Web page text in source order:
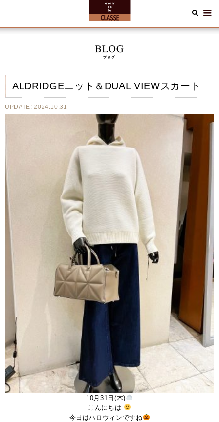
ALDRIDGEニット＆DUAL VIEWスカート
UPDATE: 2024.10.31
10月31日(木)
こんにちは
今日はハロウィンですね